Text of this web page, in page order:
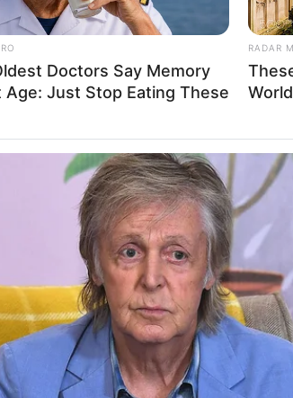
Twitter
Netflix Seriale Spinning Out
Doctors Say Memory
Age: Just Stop Eating These
RADAR
Entertainment Couples
The